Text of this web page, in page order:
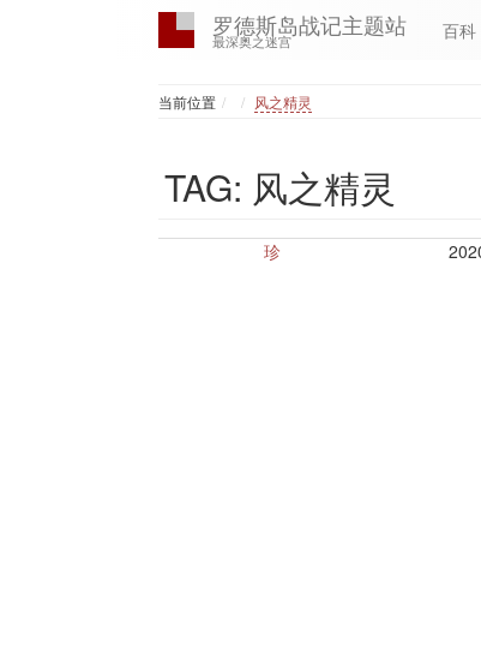
罗德斯岛战记主题站
最深奥之迷宫 百科
当前位置 Home风之精灵
TAG: 风之精灵
珍